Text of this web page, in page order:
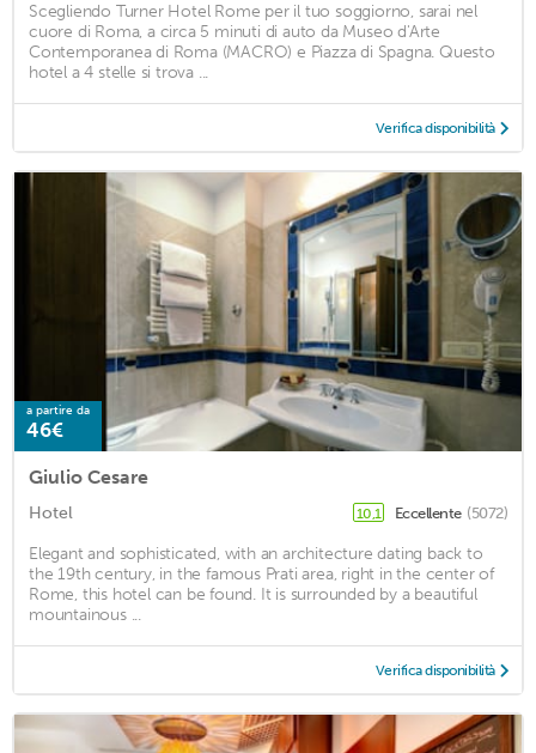
Scegliendo Turner Hotel Rome per il tuo soggiorno, sarai nel
cuore di Roma, a circa 5 minuti di auto da Museo d'Arte
Contemporanea di Roma (MACRO) e Piazza di Spagna. Questo
hotel a 4 stelle si trova ...
Verifica disponibilità
a partire da
46€
Giulio Cesare
Hotel 10,1 Eccellente (5072)
Elegant and sophisticated, with an architecture dating back to
the 19th century, in the famous Prati area, right in the center of
Rome, this hotel can be found. It is surrounded by a beautiful
mountainous ...
Verifica disponibilità